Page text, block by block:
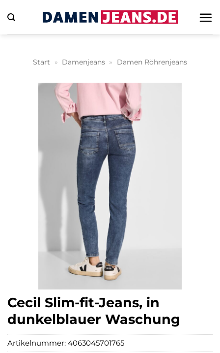
Inhalt
springen
Start » Damenjeans » Damen Röhrenjeans
Cecil Slim-fit-Jeans, in
dunkelblauer Waschung
Artikelnummer: 4063045701765